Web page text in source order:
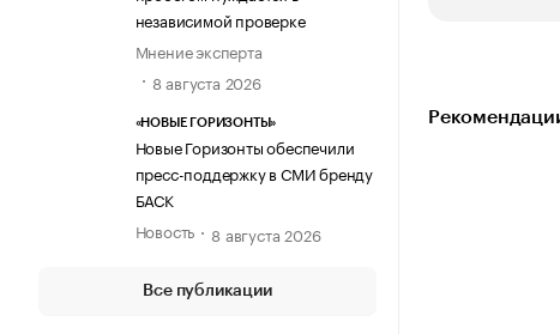
независимой проверке
Мнение эксперта
8 августа 2026
«НОВЫЕ ГОРИЗОНТЫ»
Новые Горизонты обеспечили
пресс-поддержку в СМИ бренду
БАСК
Новость
8 августа 2026
Все публикации